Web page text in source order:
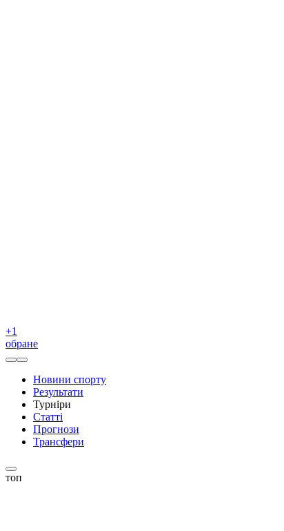
+1
обране
Новини спорту
Результати
Турніри
Статті
Прогнози
Трансфери
топ